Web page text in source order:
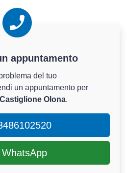
appuntamento
del tuo
un appuntamento per
Olona.
WhatsApp